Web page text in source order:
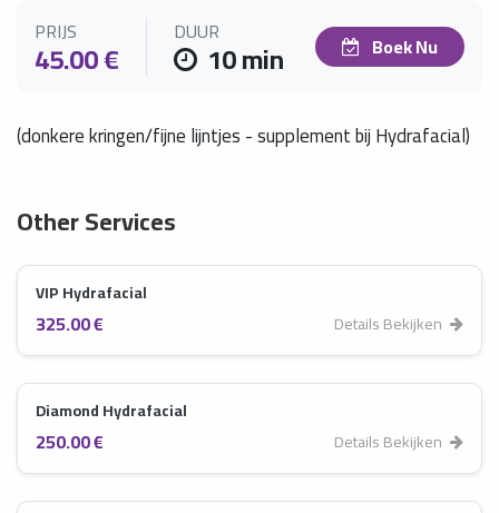
PRIJS
45.00 €
DUUR
10 min Boek Nu
(donkere kringen/fijne lijntjes - supplement bij Hydrafacial)
Other Services
VIP Hydrafacial
325.00 € Details Bekijken
Diamond Hydrafacial
250.00 € Details Bekijken